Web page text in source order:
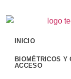
INICIO
BIOMÉTRICOS Y
ACCESO